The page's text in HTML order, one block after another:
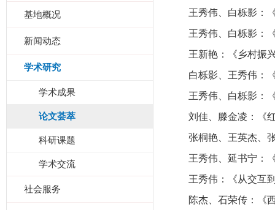
基地概况
新闻动态
学术研究
学术成果
论文荟萃
科研课题
学术交流
社会服务
王秀伟、白栎影：
王秀伟、白栎影：
王新艳：《乡村振
白栎影、王秀伟：
王秀伟、白栎影：
刘佳、滕金凌：《
张桐艳、王英杰、
王秀伟、延书宁：
王秀伟：《从交互
陈杰、石荣传：《